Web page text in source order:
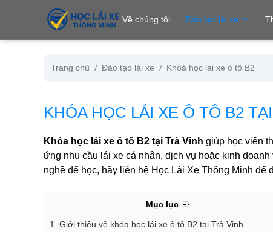
Về chúng tôi Đào tạo lái xe
Trang chủ Đào tạo lái xe Khoá học lái xe ô tô B2
KHÓA HỌC LÁI XE Ô TÔ B2
Khóa học lái xe ô tô B2 tại Trà Vinh giúp học viên
ứng nhu cầu lái xe cá nhân, dịch vụ hoặc kinh
nghề để học, hãy liên hệ Học Lái Xe Thông Minh để
Mục lục
1. Giới thiệu về khóa học lái xe ô tô B2 tại Trà Vinh